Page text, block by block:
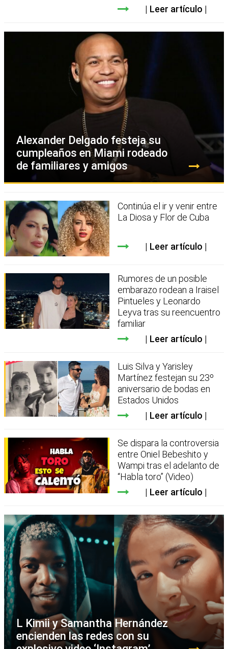
Leer artículo
Alexander Delgado festeja su
cumpleaños en Miami rodeado
de familiares y amigos
Continúa el ir y venir entre
La Diosa y Flor de Cuba
Leer artículo
Rumores de un posible
embarazo rodean a Iraisel
Pintueles y Leonardo
Leyva tras su reencuentro
familiar
Leer artículo
Luis Silva y Yarisley
Martínez festejan su 23º
aniversario de bodas en
Estados Unidos
Leer artículo
Se dispara la controversia
entre Oniel Bebeshito y
Wampi tras el adelanto de
“Habla toro” (Video)
Leer artículo
L Kimii y Samantha Hernández
encienden las redes con su